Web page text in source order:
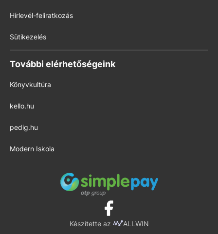
Hírlevél-feliratkozás
Sütikezelés
További elérhetőségeink
Könyvkultúra
kello.hu
pedig.hu
Modern Iskola
Készítette az ALLWIN